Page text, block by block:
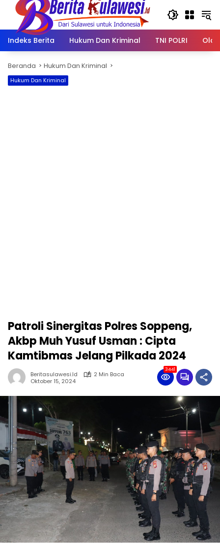
Langsung
konten
Indeks Berita
Hukum Dan Kriminal TNI POLRI
Beranda Hukum Dan Kriminal
Hukum Dan Kriminal
Patroli Sinergitas Polres Soppeng,
Akbp Muh Yusuf Usman : Cipta
Kamtibmas Jelang Pilkada 2024
Beritasulawesi.id
2 Min Baca
Oktober 15, 2024
3441